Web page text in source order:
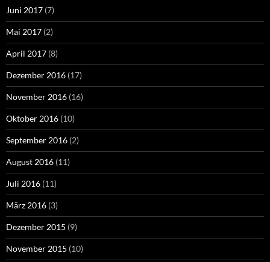
Juni 2017 (7)
Mai 2017 (2)
April 2017 (8)
Dezember 2016 (17)
November 2016 (16)
Oktober 2016 (10)
September 2016 (2)
August 2016 (11)
Juli 2016 (11)
März 2016 (3)
Dezember 2015 (9)
November 2015 (10)